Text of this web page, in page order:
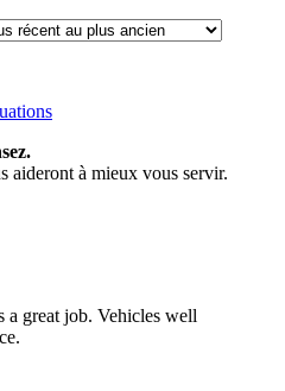
aideront à mieux vous servir.
a great job. Vehicles well